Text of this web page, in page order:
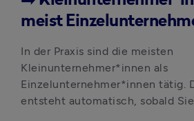
meist
In der Praxis sind die meisten
Kleinunternehmer*innen als
Einzelunternehmer*innen tätig.
entsteht automatisch, sobald